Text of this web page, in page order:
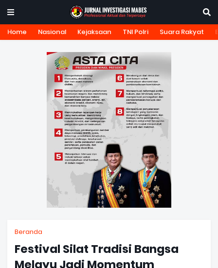
Home Nasional Kejaksaan TNI Polri Suara Rakyat
Beranda
Festival Silat Tradisi Bangsa
Melayu Jadi Momentum